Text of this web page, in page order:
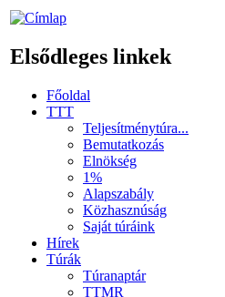
Elsődleges linkek
Főoldal
TTT
Teljesítménytúra...
Bemutatkozás
Elnökség
1%
Alapszabály
Közhasznúság
Saját túráink
Hírek
Túrák
Túranaptár
TTMR